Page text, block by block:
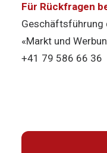
Für Rückfragen
Geschäftsführung
«Markt und
+41 79 586 66 36